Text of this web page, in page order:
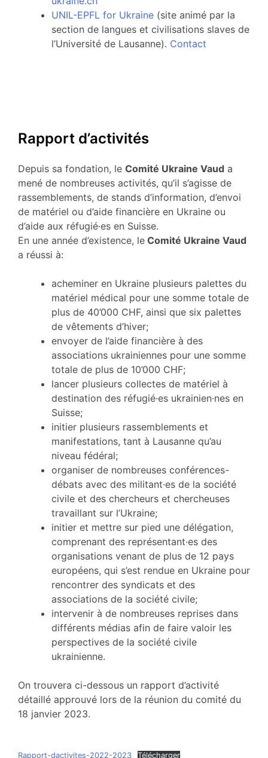
UNIL-EPFL for Ukraine (site animé par la
section de langues et civilisations slaves de
l’Université de Lausanne). Contact
Rapport d’activités
Depuis sa fondation, le Comité Ukraine Vaud a
mené de nombreuses activités, qu’il s’agisse de
rassemblements, de stands d’information, d’envoi
de matériel ou d’aide financière en Ukraine ou
d’aide aux réfugié·es en Suisse.
En une année d’existence, le Comité Ukraine Vaud
a réussi à:
acheminer en Ukraine plusieurs palettes du
matériel médical pour une somme totale de
plus de 40’000 CHF, ainsi que six palettes
de vêtements d’hiver;
envoyer de l’aide financière à des
associations ukrainiennes pour une somme
totale de plus de 10’000 CHF;
lancer plusieurs collectes de matériel à
destination des réfugié·es ukrainien·nes en
Suisse;
initier plusieurs rassemblements et
manifestations, tant à Lausanne qu’au
niveau fédéral;
organiser de nombreuses conférences-
débats avec des militant·es de la société
civile et des chercheurs et chercheuses
travaillant sur l’Ukraine;
initier et mettre sur pied une délégation,
comprenant des représentant·es des
organisations venant de plus de 12 pays
européens, qui s’est rendue en Ukraine pour
rencontrer des syndicats et des
associations de la société civile;
intervenir à de nombreuses reprises dans
différents médias afin de faire valoir les
perspectives de la société civile
ukrainienne.
On trouvera ci-dessous un rapport d’activité
détaillé approuvé lors de la réunion du comité du
18 janvier 2023.
Rapport-dactivites-2022-2023 Télécharger